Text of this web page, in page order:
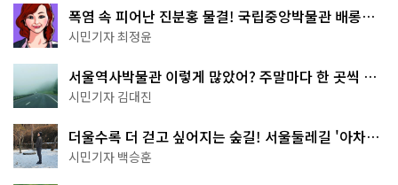
폭염 속 피어난 진분홍 물결! 국립중앙박물관 배롱나
무 명소
시민기자 최정윤
서울역사박물관 이렇게 많았어? 주말마다 한 곳씩 떠
나는 역사 산책
시민기자 김대진
더울수록 더 걷고 싶어지는 숲길! 서울둘레길 '아차산
코스'
시민기자 백승훈